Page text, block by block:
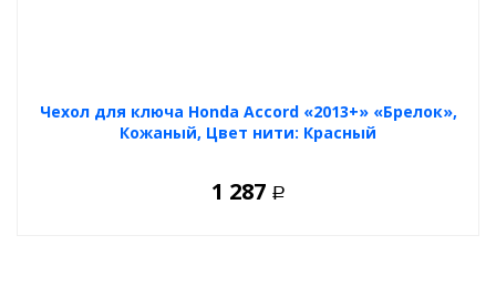
Чехол для ключа Honda Accord «2013+» «Брелок»,
Кожаный, Цвет нити: Красный
1 287 Р